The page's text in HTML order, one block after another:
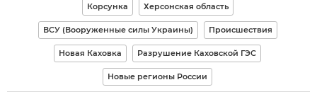
Корсунка Херсонская область
ВСУ (Вооруженные силы Украины) Происшествия
Новая Каховка Разрушение Каховской ГЭС
Новые регионы России